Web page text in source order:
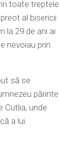
toate treptele
al bisericii
la 29 de ani ai
nevoiau prin
să se
părinte
Cutlia, unde
a lui